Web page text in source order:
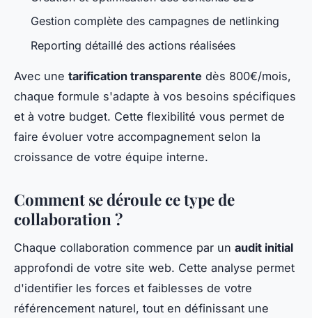
Gestion complète des campagnes de netlinking
Reporting détaillé des actions réalisées
Avec une tarification transparente dès 800€/mois,
chaque formule s'adapte à vos besoins spécifiques
et à votre budget. Cette flexibilité vous permet de
faire évoluer votre accompagnement selon la
croissance de votre équipe interne.
Comment se déroule ce type de
collaboration ?
Chaque collaboration commence par un audit initial
approfondi de votre site web. Cette analyse permet
d'identifier les forces et faiblesses de votre
référencement naturel, tout en définissant une